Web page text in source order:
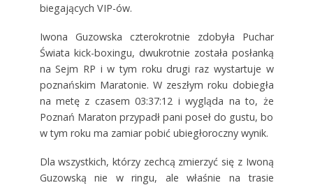
biegających VIP-ów.
Iwona Guzowska czterokrotnie zdobyła Puchar
Świata kick-boxingu, dwukrotnie została posłanką
na Sejm RP i w tym roku drugi raz wystartuje w
poznańskim Maratonie. W zeszłym roku dobiegła
na metę z czasem 03:37:12 i wygląda na to, że
Poznań Maraton przypadł pani poseł do gustu, bo
w tym roku ma zamiar pobić ubiegłoroczny wynik.
Dla wszystkich, którzy zechcą zmierzyć się z Iwoną
Guzowską nie w ringu, ale właśnie na trasie